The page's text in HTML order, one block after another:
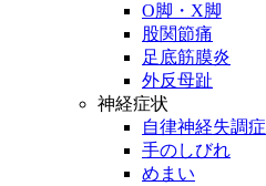
O脚・X脚
股関節痛
足底筋膜炎
外反母趾
神経症状
自律神経失調症
手のしびれ
めまい